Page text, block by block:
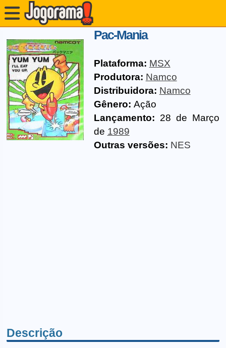
Pac-Mania
Plataforma: MSX
Produtora: Namco
Distribuidora: Namco
Gênero: Ação
Lançamento: 28 de Março
de 1989
Outras versões: NES
Descrição